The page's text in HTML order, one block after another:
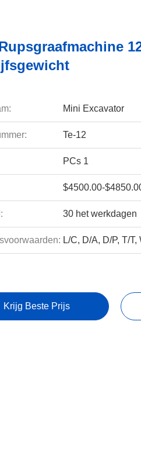
Mini Excavator
Te-12
PCs 1
$4500.00-
30 het werkdagen
L/C, D/A, D/P, T/
Krijg Beste Prijs